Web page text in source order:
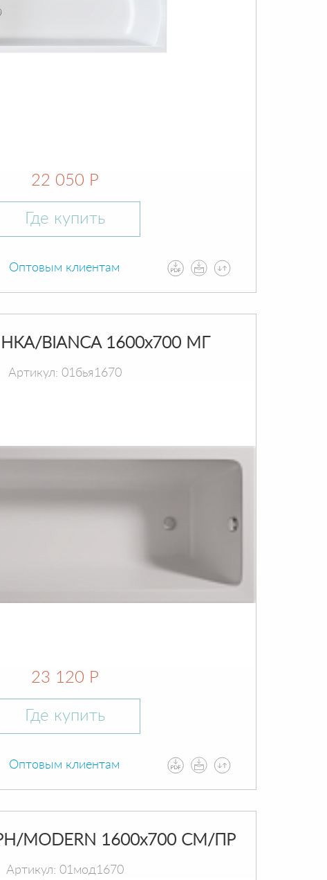
22 050 Р
Где купить
Оптовым клиентам
BIANCA 1600х700 МГ
Артикул: 01бья1670
23 120 Р
Где купить
Оптовым клиентам
MODERN 1600х700 СМ/ПР
Артикул: 01мод1670